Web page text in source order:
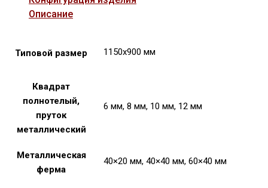
Описание
Типовой размер 1150х900 мм
Квадрат
полнотелый,
пруток
металлический
6 мм, 8 мм, 10 мм, 12 мм
Металлическая
ферма
40×20 мм, 40×40 мм, 60×40 мм